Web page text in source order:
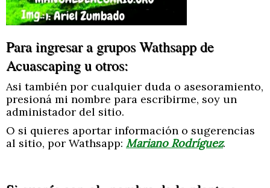
Para ingresar a grupos Wathsapp de
Acuascaping u otros:
Asi también por cualquier duda o asesoramiento,
presioná mi nombre para escribirme, soy un
administador del sitio.
O si quieres aportar información o sugerencias
al sitio, por Wathsapp: Mariano Rodríguez.